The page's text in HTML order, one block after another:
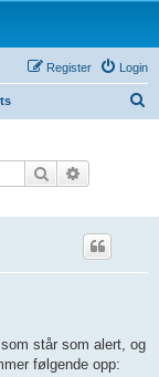
Login
Register
Search
står som alert, og
følgende opp: